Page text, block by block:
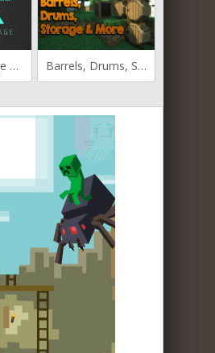
Refined Storage для Майнкрафт [1.12.2, 1.14.4, 1.15.1, 1.15.2] Barrels, Drums, Storage & More для Майнкафт 1.12.2